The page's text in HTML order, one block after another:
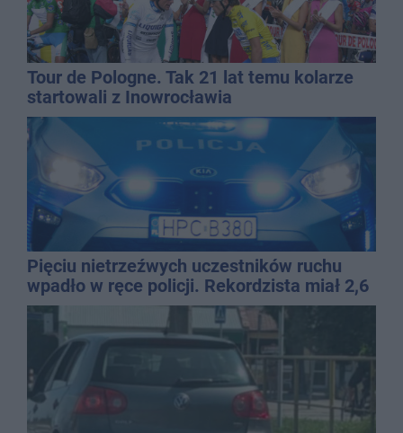
Tour de Pologne. Tak 21 lat temu kolarze
startowali z Inowrocławia
Pięciu nietrzeźwych uczestników ruchu
wpadło w ręce policji. Rekordzista miał 2,6
promila